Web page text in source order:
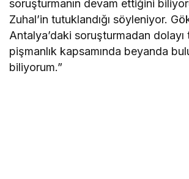
soruşturmanın devam ettiğini
Zuhal’in tutuklandığı söyleniyor.
Antalya’daki soruşturmadan
pişmanlık kapsamında beyanda
biliyorum.”